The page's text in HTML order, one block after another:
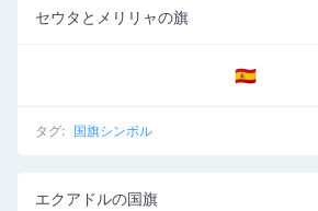
セウタとメリリャの旗
🇪🇦
タグ: 国旗シンボル
エクアドルの国旗